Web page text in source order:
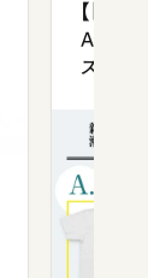
【「新
ズプレ